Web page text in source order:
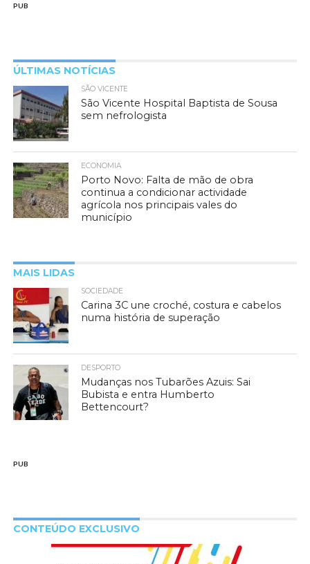
PUB
ÚLTIMAS NOTÍCIAS
SÃO VICENTE
São Vicente Hospital Baptista de Sousa
sem nefrologista
ECONOMIA
Porto Novo: Falta de mão de obra
continua a condicionar actividade
agrícola nos principais vales do
município
MAIS LIDAS
SOCIEDADE
Carina 3C une croché, costura e cabelos
numa história de superação
DESPORTO
Mudanças nos Tubarões Azuis: Sai
Bubista e entra Humberto
Bettencourt?
PUB
CONTEÚDO EXCLUSIVO